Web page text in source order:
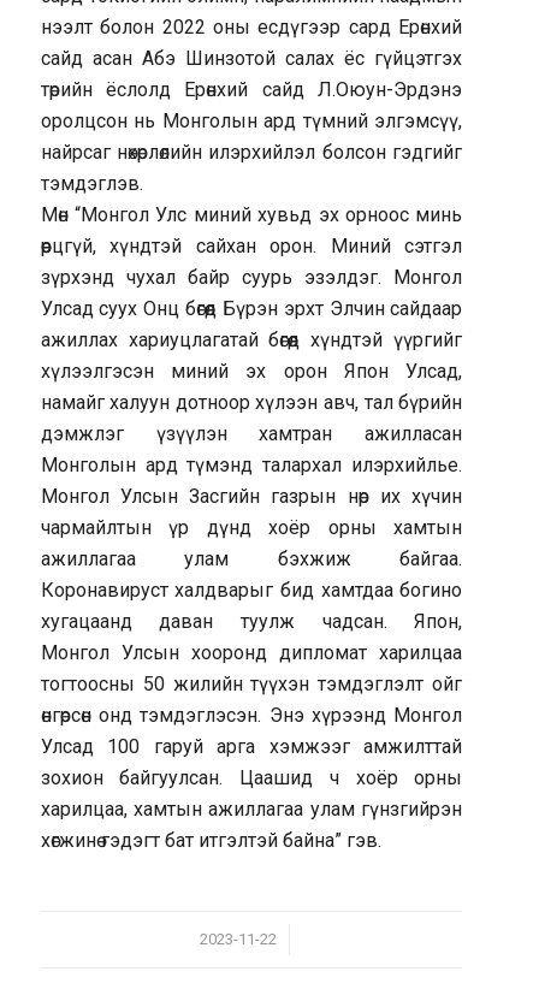
нээлт болон 2022 оны есдүгээр сард Ерөнхий
сайд асан Абэ Шинзотой салах ёс гүйцэтгэх
төрийн ёслолд Ерөнхий сайд Л.Оюун-Эрдэнэ
оролцсон нь Монголын ард түмний элгэмсүү,
найрсаг нөхөрлөлийн илэрхийлэл болсон гэдгийг
тэмдэглэв.
Мөн “Монгол Улс миний хувьд эх орноос минь
өөрцгүй, хүндтэй сайхан орон. Миний сэтгэл
зүрхэнд чухал байр суурь эзэлдэг. Монгол
Улсад суух Онц бөгөөд Бүрэн эрхт Элчин сайдаар
ажиллах хариуцлагатай бөгөөд хүндтэй үүргийг
хүлээлгэсэн миний эх орон Япон Улсад,
намайг халуун дотноор хүлээн авч, тал бүрийн
дэмжлэг үзүүлэн хамтран ажилласан
Монголын ард түмэнд талархал илэрхийлье.
Монгол Улсын Засгийн газрын нөр их хүчин
чармайлтын үр дүнд хоёр орны хамтын
ажиллагаа улам бэхжиж байгаа.
Коронавируст халдварыг бид хамтдаа богино
хугацаанд даван туулж чадсан. Япон,
Монгол Улсын хооронд дипломат харилцаа
тогтоосны 50 жилийн түүхэн тэмдэглэлт ойг
өнгөрсөн онд тэмдэглэсэн. Энэ хүрээнд Монгол
Улсад 100 гаруй арга хэмжээг амжилттай
зохион байгуулсан. Цаашид ч хоёр орны
харилцаа, хамтын ажиллагаа улам гүнзгийрэн
хөгжинө гэдэгт бат итгэлтэй байна” гэв.
2023-11-22
/